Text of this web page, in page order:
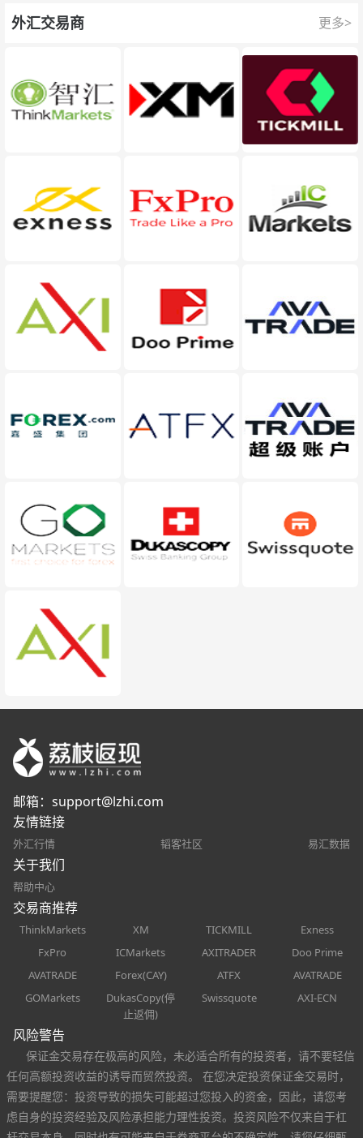
外汇交易商 更多>
邮箱： support@lzhi.com
友情链接
外汇行情 韬客社区 易汇数据
关于我们
帮助中心
交易商推荐
ThinkMarkets XM TICKMILL
Exness
FxPro
ICMarkets AXITRADER
Doo Prime
AVATRADE
Forex(CAY) ATFX
AVATRADE
GOMarkets
DukasCopy(停
止返佣)
Swissquote AXI-ECN
风险警告
保证金交易存在极高的风险，未必适合所有的投资者，请不要轻信
任何高额投资收益的诱导而贸然投资。 在您决定投资保证金交易时，
需要提醒您：投资导致的损失可能超过您投入的资金，因此，请您考
虑自身的投资经验及风险承担能力理性投资。投资风险不仅来自于杠